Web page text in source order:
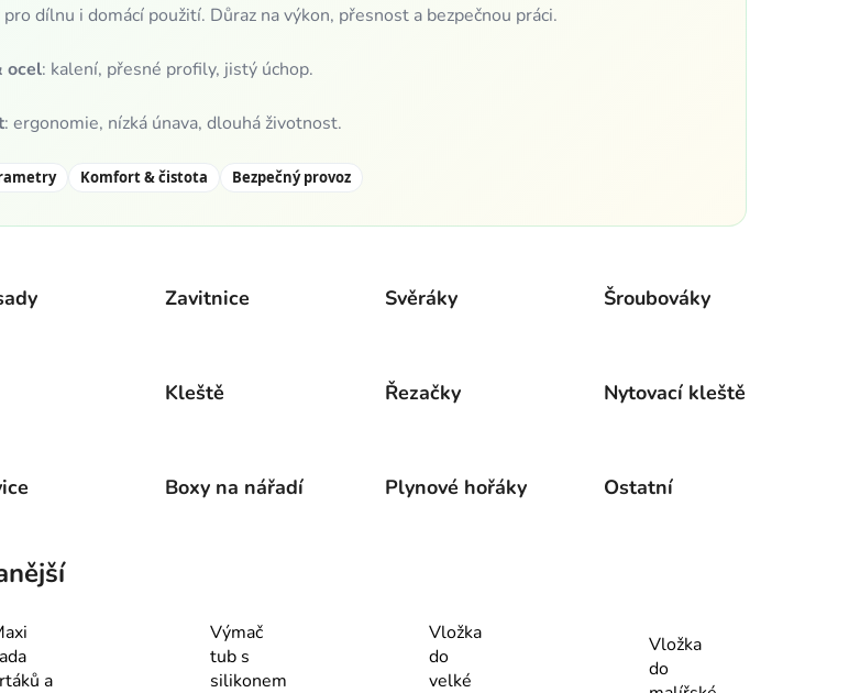
dílnu i domácí použití. Důraz na výkon, přesnost a bezpečnou práci.
ocel: kalení, přesné profily, jistý úchop.
: ergonomie, nízká únava, dlouhá životnost.
Komfort & čistota Bezpečný provoz
Zavitnice Svěráky Šroubováky
Kleště Řezačky Nytovací kleště
Boxy na nářadí Plynové hořáky Ostatní
a
Výmač
tub s
silikonem
Vložka
do
velké
Vložka
do